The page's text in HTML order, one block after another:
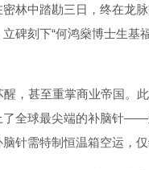
林中踏勘三日，终在龙
碑刻下“何鸿燊博士生
，甚至重掌商业帝国。
全球最尖端的补脑针
针需特制恒温箱空运，